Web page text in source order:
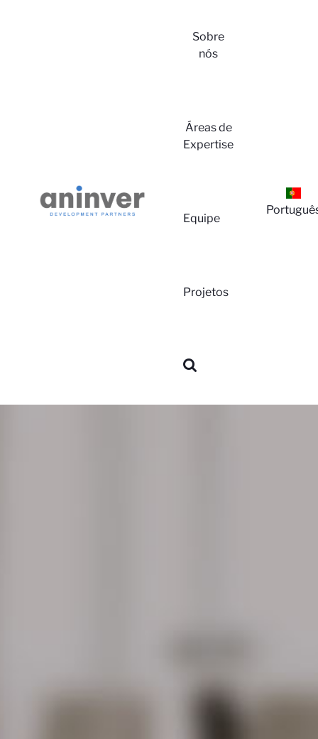
Sobre
nós
Áreas de
Expertise
Equipe
Projetos
Login
Sobre